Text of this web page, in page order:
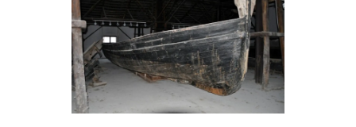
LACONAIR.IT
LACITYMAG.IT